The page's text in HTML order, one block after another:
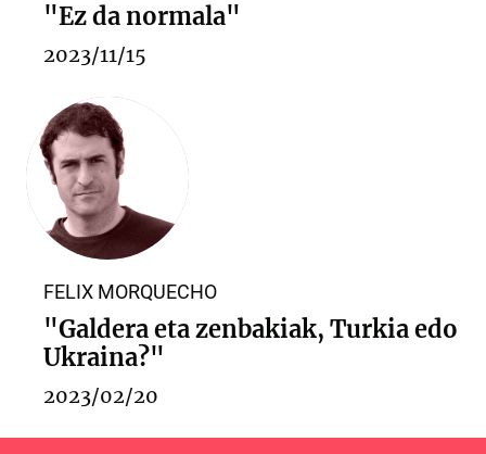
"Ez da normala"
2023/11/15
FELIX MORQUECHO
"Galdera eta zenbakiak, Turkia edo
Ukraina?"
2023/02/20